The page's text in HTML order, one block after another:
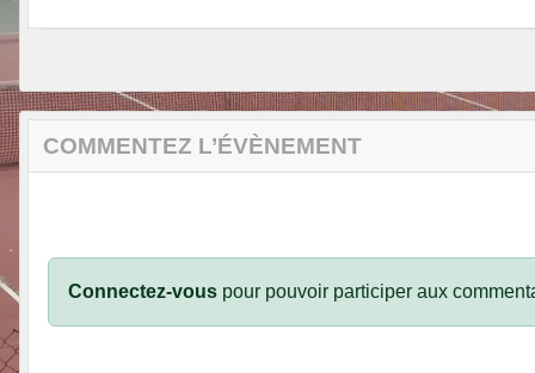
COMMENTEZ L’ÉVÈNEMENT
Connectez-vous pour pouvoir participer aux